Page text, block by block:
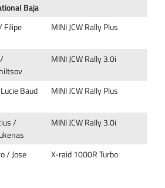
Baja
Filipe
MINI JCW Rally Plus
MINI JCW Rally 3.0i
Baud MINI JCW Rally Plus
/
MINI JCW Rally 3.0i
/ Jose
X-raid 1000R Turbo